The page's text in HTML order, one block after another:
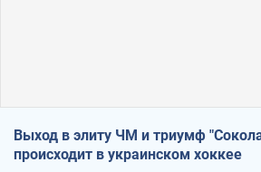
Выход в элиту ЧМ и триумф
происходит в украинском хоккее